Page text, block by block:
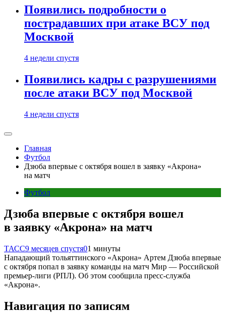
Появились подробности о
пострадавших при атаке ВСУ под
Москвой
4 недели спустя
Появились кадры с разрушениями
после атаки ВСУ под Москвой
4 недели спустя
Главная
Футбол
Дзюба впервые с октября вошел в заявку «Акрона»
на матч
Футбол
Дзюба впервые с октября вошел
в заявку «Акрона» на матч
ТАСС9 месяцев спустя01 минуты
Нападающий тольяттинского «Акрона» Артем Дзюба впервые
с октября попал в заявку команды на матч Мир — Российской
премьер-лиги (РПЛ). Об этом сообщила пресс-служба
«Акрона».
Навигация по записям